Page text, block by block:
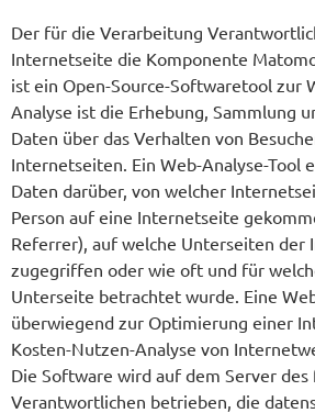
Der für die Verarbeitung
Internetseite die Komponente
ist ein Open-Source-Softwaretool zur
Analyse ist die Erhebung, Sammlung
Daten über das Verhalten von
Internetseiten. Ein Web-Analyse-Tool
Daten darüber, von welcher
Person auf eine Internetseite
Referrer), auf welche Unterseiten der
zugegriffen oder wie oft und für
Unterseite betrachtet wurde. Eine
überwiegend zur Optimierung einer
Kosten-Nutzen-Analyse von
Die Software wird auf dem Server
Verantwortlichen betrieben, die